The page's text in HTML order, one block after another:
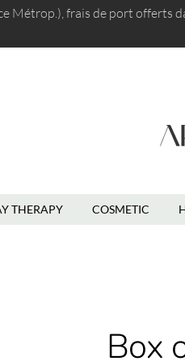
Métrop.), frais de port offerts
THERAPY COSMETIC
Box